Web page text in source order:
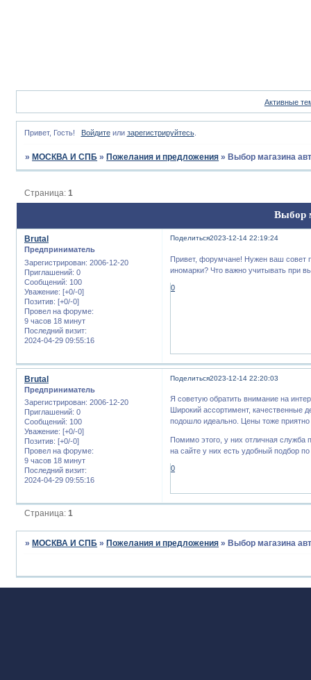
Активные
Привет, Гость! Войдитеили зарегистрируйтесь.
» МОСКВА И СПБ » Пожелания и предложения » Выбор магазина
Выбор
Страница:1
Поделиться2023-12-14 22:19:24
Brutal
Предприниматель
Зарегистрирован: 2006-12-20
Приглашений: 0
Сообщений: 100
Уважение: [+0/-0]
Позитив: [+0/-0]
Провел на форуме:
9 часов 18 минут
Последний визит:
2024-04-29 09:55:16
Привет, форумчане! Нужен ваш совет
иномарки? Что важно учитывать при
0
Поделиться2023-12-14 22:20:03
Brutal
Предприниматель
Зарегистрирован: 2006-12-20
Приглашений: 0
Сообщений: 100
Уважение: [+0/-0]
Позитив: [+0/-0]
Провел на форуме:
9 часов 18 минут
Последний визит:
2024-04-29 09:55:16
Я советую обратить внимание на
Широкий ассортимент, качественные
подошло идеально. Цены тоже
Помимо этого, у них отличная служба
на сайте у них есть удобный подбор
0
Страница:1
»МОСКВА И СПБ »Пожелания и предложения »Выбор магазина